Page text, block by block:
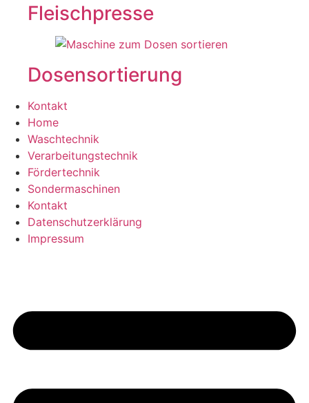
Fleischpresse
Dosensortierung
Kontakt
Home
Waschtechnik
Verarbeitungstechnik
Fördertechnik
Sondermaschinen
Kontakt
Datenschutzerklärung
Impressum